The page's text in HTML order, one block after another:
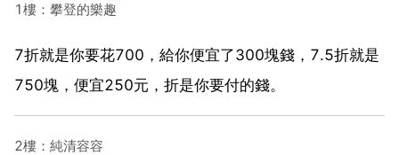
1樓：攀登的樂趣
7折就是你要花700，給你便宜了300塊錢，7.5折就是
750塊，便宜250元，折是你要付的錢。
2樓：純清容容